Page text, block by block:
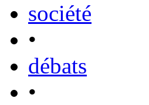
société
•
débats
•